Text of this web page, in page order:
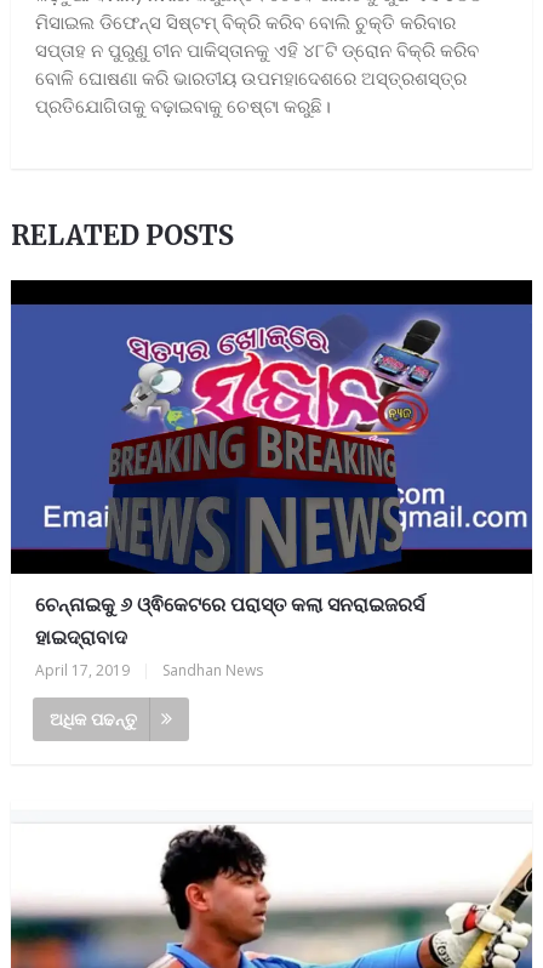
ମିସାଇଲ ଡିଫେନ୍ସ ସିଷ୍ଟମ୍‌ ବିକ୍ରି କରିବ ବୋଲି ଚୁକ୍ତି କରିବାର
ସପ୍ତାହ ନ ପୁରୁଣୁ ଚୀନ ପାକିସ୍ତାନକୁ ଏହି ୪୮ଟି ଡ୍ରୋନ ବିକ୍ରି କରିବ
ବୋଳି ଘୋଷଣା କରି ଭାରତୀୟ ଉପମହାଦେଶରେ ଅସ୍ତ୍ରଶସ୍ତ୍ର
ପ୍ରତିଯୋଗିତାକୁ ବଢ଼ାଇବାକୁ ଚେଷ୍ଟା କରୁଛି।
RELATED POSTS
ଚେନ୍ନାଇକୁ ୬ ଓ୍ଵିକେଟରେ ପରାସ୍ତ କଲା ସନରାଇଜରର୍ସ
ହାଇଦ୍ରାବାଦ
April 17, 2019 Sandhan News
ଅଧିକ ପଢନ୍ତୁ